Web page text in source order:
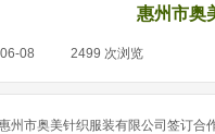
惠州市奥
08 2499 次浏览
市奥美针织服装有限公司签订合